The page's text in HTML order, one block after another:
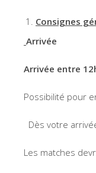
Consignes
Arrivée
Arrivée entre
Possibilité pour
Dès votre
Les matches